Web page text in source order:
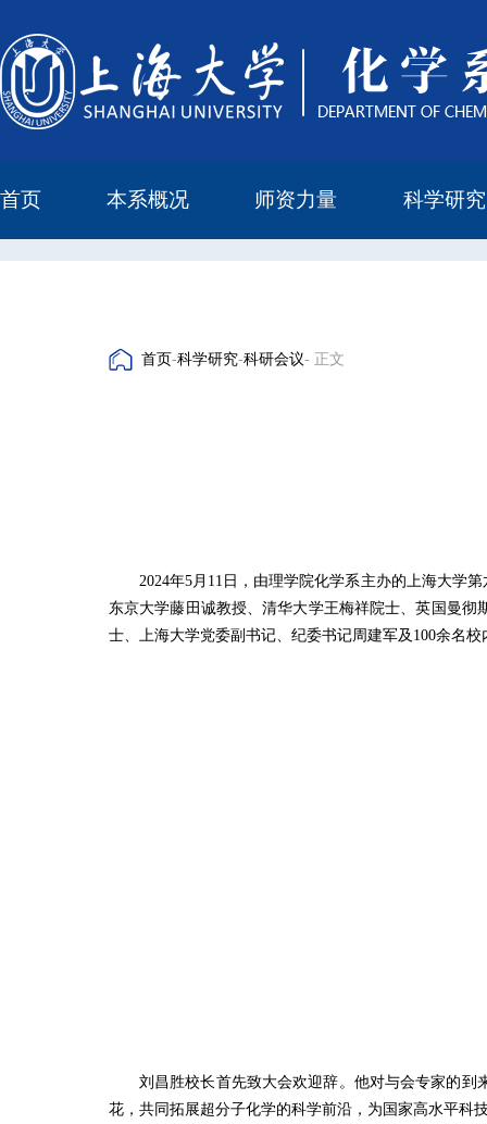
首页 本系概况 师资力量 科学研究
首页-科学研究-科研会议- 正文
2024年5月11日，由理学院化学系主办的上海大学
东京大学藤田诚教授、清华大学王梅祥院士、英国曼
士、上海大学党委副书记、纪委书记周建军及100余名
刘昌胜校长首先致大会欢迎辞。他对与会专家的
花，共同拓展超分子化学的科学前沿，为国家高水平科